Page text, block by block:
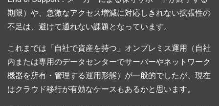
期限）や、急激なアクセス増減に対応しきれない拡張性の
不足は、避けて通れない課題となっています。
これまでは「自社で資産を持つ」オンプレミス運用（自社
内または専用のデータセンターでサーバーやネットワーク
機器を所有・管理する運用形態）が一般的でしたが、現在
はクラウド移行が有効なケースもあるかと思います。